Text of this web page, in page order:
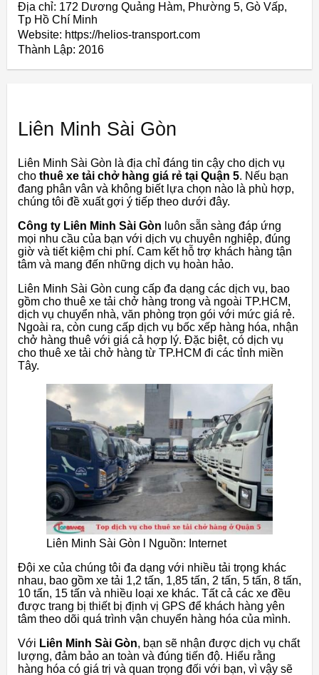
Địa chỉ: 172 Dương Quảng Hàm, Phường 5, Gò Vấp,
Tp Hồ Chí Minh
Website: https://helios-transport.com
Thành Lập: 2016
Liên Minh Sài Gòn
Liên Minh Sài Gòn là địa chỉ đáng tin cậy cho dịch vụ
cho thuê xe tải chở hàng giá rẻ tại Quận 5. Nếu bạn
đang phân vân và không biết lựa chọn nào là phù hợp,
chúng tôi đề xuất gợi ý tiếp theo dưới đây.
Công ty Liên Minh Sài Gòn luôn sẵn sàng đáp ứng
mọi nhu cầu của bạn với dịch vụ chuyên nghiệp, đúng
giờ và tiết kiệm chi phí. Cam kết hỗ trợ khách hàng tận
tâm và mang đến những dịch vụ hoàn hảo.
Liên Minh Sài Gòn cung cấp đa dạng các dịch vụ, bao
gồm cho thuê xe tải chở hàng trong và ngoài TP.HCM,
dịch vụ chuyển nhà, văn phòng trọn gói với mức giá rẻ.
Ngoài ra, còn cung cấp dịch vụ bốc xếp hàng hóa, nhận
chở hàng thuê với giá cả hợp lý. Đặc biệt, có dịch vụ
cho thuê xe tải chở hàng từ TP.HCM đi các tỉnh miền
Tây.
Liên Minh Sài Gòn l Nguồn: Internet
Đội xe của chúng tôi đa dạng với nhiều tải trọng khác
nhau, bao gồm xe tải 1,2 tấn, 1,85 tấn, 2 tấn, 5 tấn, 8 tấn,
10 tấn, 15 tấn và nhiều loại xe khác. Tất cả các xe đều
được trang bị thiết bị định vị GPS để khách hàng yên
tâm theo dõi quá trình vận chuyển hàng hóa của mình.
Với Liên Minh Sài Gòn, bạn sẽ nhận được dịch vụ chất
lượng, đảm bảo an toàn và đúng tiến độ. Hiểu rằng
hàng hóa có giá trị và quan trọng đối với bạn, vì vậy sẽ